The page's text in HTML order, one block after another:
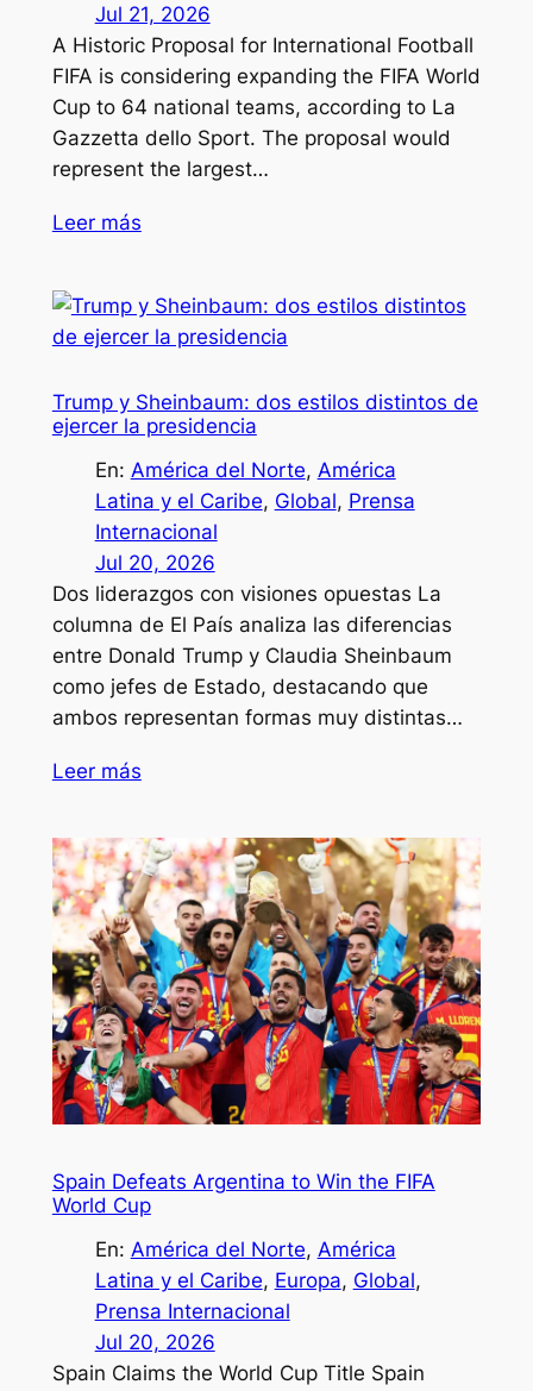
Jul 21, 2026
A Historic Proposal for International Football
FIFA is considering expanding the FIFA World
Cup to 64 national teams, according to La
Gazzetta dello Sport. The proposal would
represent the largest…
Leer más
Trump y Sheinbaum: dos estilos distintos de
ejercer la presidencia
En: América del Norte, América
Latina y el Caribe, Global, Prensa
Internacional
Jul 20, 2026
Dos liderazgos con visiones opuestas La
columna de El País analiza las diferencias
entre Donald Trump y Claudia Sheinbaum
como jefes de Estado, destacando que
ambos representan formas muy distintas…
Leer más
Spain Defeats Argentina to Win the FIFA
World Cup
En: América del Norte, América
Latina y el Caribe, Europa, Global
Prensa Internacional
Jul 20, 2026
Spain Claims the World Cup Title Spain